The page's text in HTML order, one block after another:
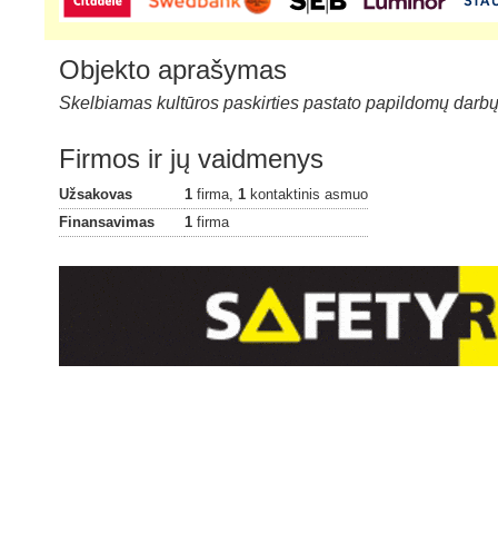
Objekto aprašymas
Skelbiamas kultūros paskirties pastato papildomų
Firmos ir jų vaidmenys
Užsakovas 1 firma, 1 kontaktinis asmuo
Finansavimas
1 firma